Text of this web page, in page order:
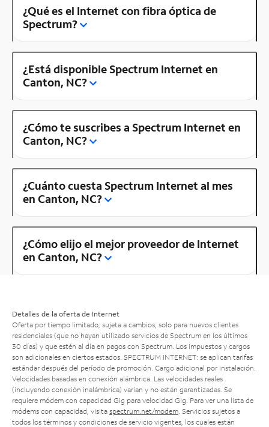
¿Qué es el Internet con fibra óptica de
Spectrum?
¿Está disponible Spectrum Internet en
Canton, NC?
¿Cómo te suscribes a Spectrum Internet en
Canton, NC?
¿Cuánto cuesta Spectrum Internet al mes
en Canton, NC?
¿Cómo elijo el mejor proveedor de Internet
en Canton, NC?
Detalles de la oferta de Internet
Oferta por tiempo limitado; sujeta a cambios; solo para nuevos clientes
residenciales (que no hayan utilizado servicios de Spectrum en los últimos
30 días) y que estén al día en pagos con Spectrum. Los impuestos y cargos
son adicionales en ciertos estados. SPECTRUM INTERNET: se aplican tarifas
estándar después del período de promoción. Cargo adicional por instalación.
Velocidades basadas en conexión alámbrica. Las velocidades reales
(incluyendo conexión inalámbrica) varían y no están garantizadas. Se
requiere módem con capacidad Gig para velocidad Gig. Para ver una lista de
módems con capacidad, visita spectrum.net/modem . Servicios sujetos a
todos los términos y condiciones de servicio vigentes, los cuales están